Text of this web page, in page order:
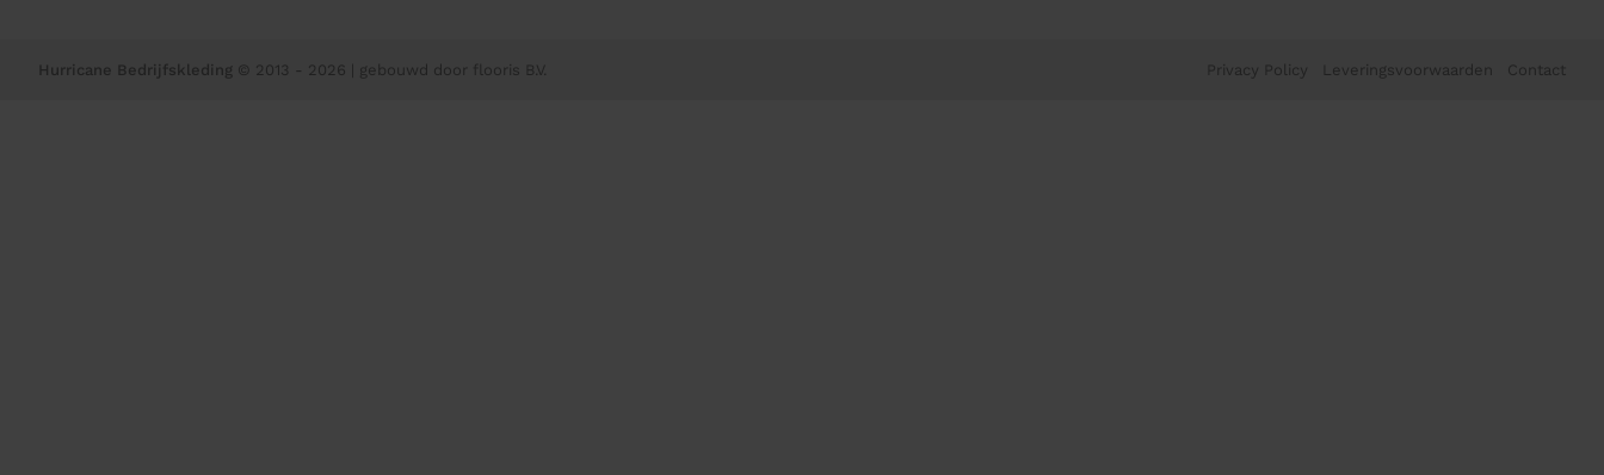
Hurricane Bedrijfskleding © 2013 - 2026 | gebouwd door flooris B.V. Privacy Policy Leveringsvoorwaarden Contact